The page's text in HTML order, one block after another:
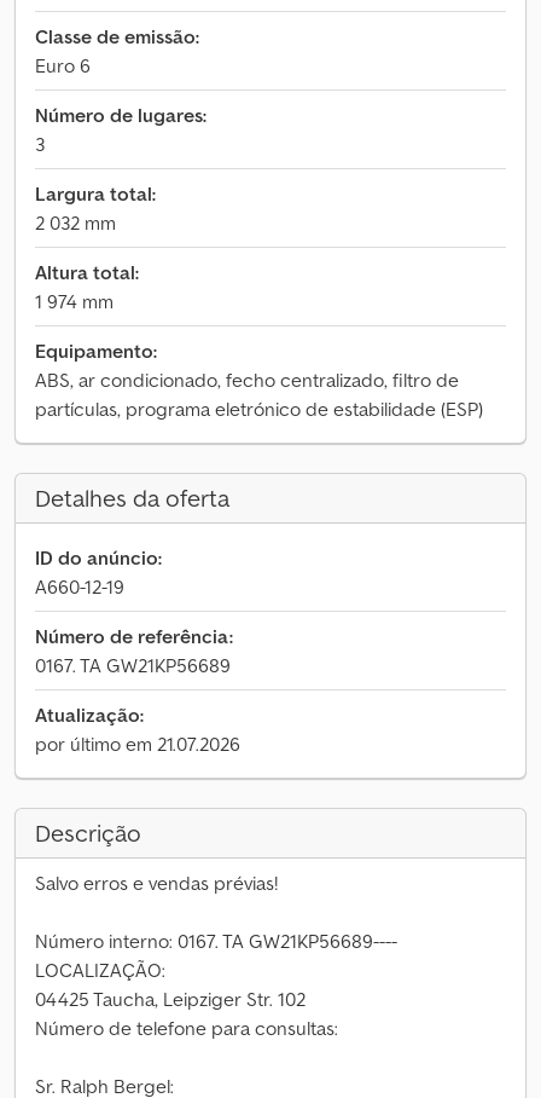
Classe de emissão:
Euro 6
Número de lugares:
3
Largura total:
2 032 mm
Altura total:
1 974 mm
Equipamento:
ABS, ar condicionado, fecho centralizado, filtro de
partículas, programa eletrónico de estabilidade (ESP)
Detalhes da oferta
ID do anúncio:
A660-12-19
Número de referência:
0167. TA GW21KP56689
Atualização:
por último em 21.07.2026
Descrição
Salvo erros e vendas prévias!
Número interno: 0167. TA GW21KP56689----
LOCALIZAÇÃO:
04425 Taucha, Leipziger Str. 102
Número de telefone para consultas:
Sr. Ralph Bergel: